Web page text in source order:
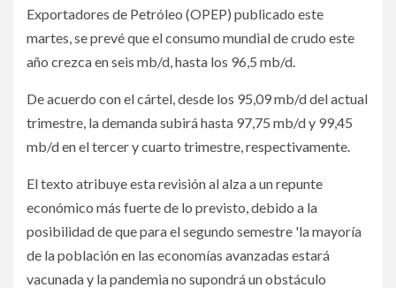
Exportadores de Petróleo (OPEP) publicado este
martes, se prevé que el consumo mundial de crudo este
año crezca en seis mb/d, hasta los 96,5 mb/d.
De acuerdo con el cártel, desde los 95,09 mb/d del actual
trimestre, la demanda subirá hasta 97,75 mb/d y 99,45
mb/d en el tercer y cuarto trimestre, respectivamente.
El texto atribuye esta revisión al alza a un repunte
económico más fuerte de lo previsto, debido a la
posibilidad de que para el segundo semestre 'la mayoría
de la población en las economías avanzadas estará
vacunada y la pandemia no supondrá un obstáculo